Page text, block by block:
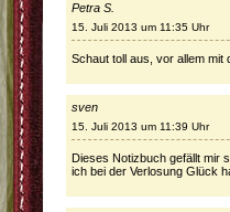
Petra S.
15. Juli 2013 um 11:35 Uhr
Schaut toll aus, vor allem mit
sven
15. Juli 2013 um 11:39 Uhr
Dieses Notizbuch gefällt mir
ich bei der Verlosung Glück